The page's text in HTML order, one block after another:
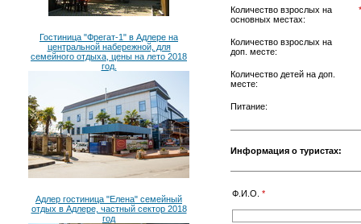
Гостиница "Фрегат-1" в Адлере на
центральной набережной, для
семейного отдыха, цены на лето 2018
год.
Адлер гостиница "Елена" семейный
отдых в Адлере, частный сектор 2018
год
Количество взрослых на
основных местах:
*
Количество взрослых на
доп. месте:
Количество детей на доп.
месте:
Питание:
Информация о туристах:
Ф.И.О. *